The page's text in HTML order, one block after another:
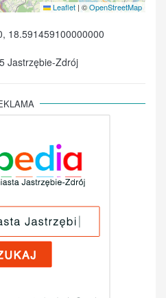
Leaflet | ©OpenStreetMap
18.591459100000000
Jastrzębie-Zdrój